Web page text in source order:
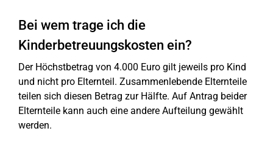
Bei wem trage ich die
Kinderbetreuungskosten ein?
Der Höchstbetrag von 4.000 Euro gilt jeweils pro Kind
und nicht pro Elternteil. Zusammenlebende Elternteile
teilen sich diesen Betrag zur Hälfte. Auf Antrag beider
Elternteile kann auch eine andere Aufteilung gewählt
werden.